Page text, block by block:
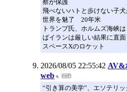
察が保護
飛べないハトと歩けない子
世界を魅了 20年米
トランプ氏、ホルムズ海峡
ばイランは厳しい結果に直面
スペースXのロケット
2026/08/05 22:55:42 AV&
web
“引き算の美学”、エソテリ